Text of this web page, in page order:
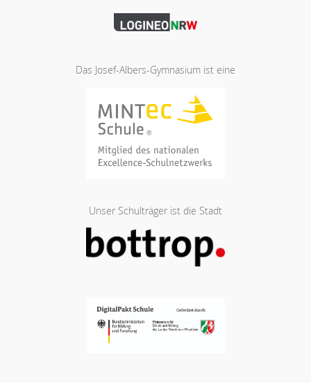
Das Josef-Albers-Gymnasium ist eine
Unser Schulträger ist die Stadt